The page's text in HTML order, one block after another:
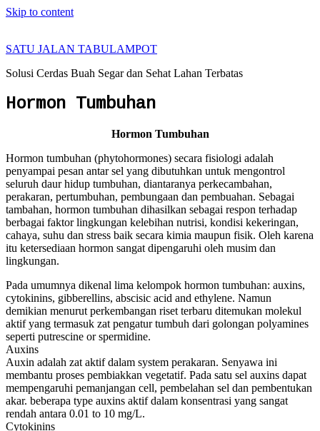
Skip to content
SATU JALAN TABULAMPOT
Solusi Cerdas Buah Segar dan Sehat Lahan Terbatas
Hormon Tumbuhan
Hormon Tumbuhan
Hormon tumbuhan (phytohormones) secara fisiologi adalah
penyampai pesan antar sel yang dibutuhkan untuk mengontrol
seluruh daur hidup tumbuhan, diantaranya perkecambahan,
perakaran, pertumbuhan, pembungaan dan pembuahan. Sebagai
tambahan, hormon tumbuhan dihasilkan sebagai respon terhadap
berbagai faktor lingkungan kelebihan nutrisi, kondisi kekeringan,
cahaya, suhu dan stress baik secara kimia maupun fisik. Oleh karena
itu ketersediaan hormon sangat dipengaruhi oleh musim dan
lingkungan.
Pada umumnya dikenal lima kelompok hormon tumbuhan: auxins,
cytokinins, gibberellins, abscisic acid and ethylene. Namun
demikian menurut perkembangan riset terbaru ditemukan molekul
aktif yang termasuk zat pengatur tumbuh dari golongan polyamines
seperti putrescine or spermidine.
Auxins
Auxin adalah zat aktif dalam system perakaran. Senyawa ini
membantu proses pembiakkan vegetatif. Pada satu sel auxins dapat
mempengaruhi pemanjangan cell, pembelahan sel dan pembentukan
akar. beberapa type auxins aktif dalam konsentrasi yang sangat
rendah antara 0.01 to 10 mg/L.
Cytokinins